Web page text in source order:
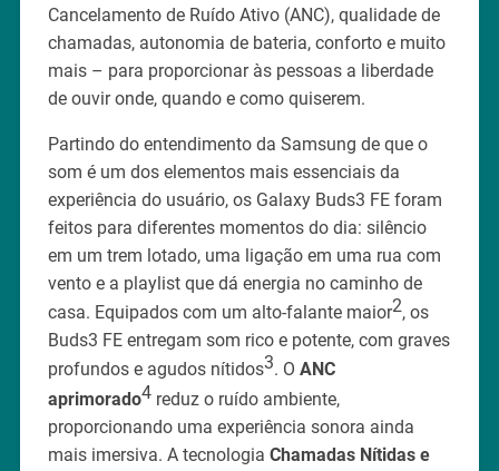
Cancelamento de Ruído Ativo (ANC), qualidade de
chamadas, autonomia de bateria, conforto e muito
mais – para proporcionar às pessoas a liberdade
de ouvir onde, quando e como quiserem.
Partindo do entendimento da Samsung de que o
som é um dos elementos mais essenciais da
experiência do usuário, os Galaxy Buds3 FE foram
feitos para diferentes momentos do dia: silêncio
em um trem lotado, uma ligação em uma rua com
vento e a playlist que dá energia no caminho de
casa. Equipados com um alto-falante maior2, os
Buds3 FE entregam som rico e potente, com graves
profundos e agudos nítidos3. O ANC
aprimorado4reduz o ruído ambiente,
proporcionando uma experiência sonora ainda
mais imersiva. A tecnologia Chamadas Nítidas e